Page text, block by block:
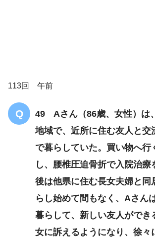
113回 午前
49 Aさん（86歳、女性）は
地域で、近所に住む友人と交
で暮らしていた。買い物へ行
し、腰椎圧迫骨折で入院治療
後は他県に住む長女夫婦と同
らし始めて間もなく、Aさん
暮らして、新しい友人ができ
女に訴えるようになり、徐々